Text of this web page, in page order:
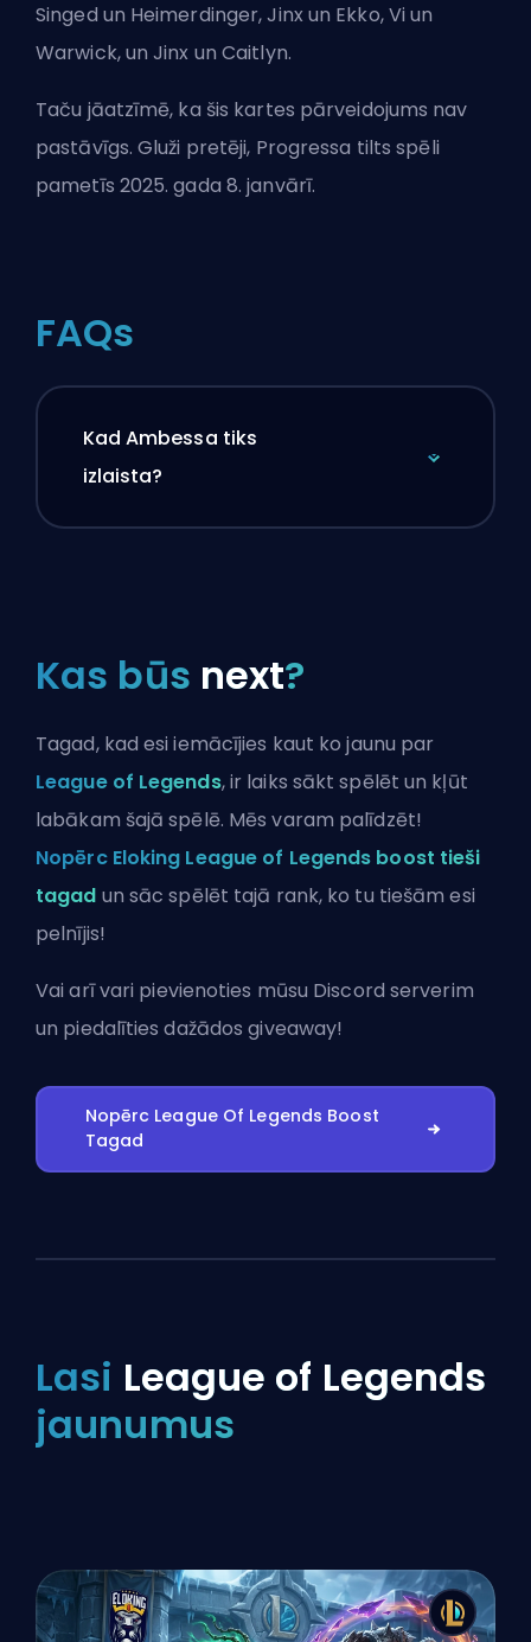
Singed un Heimerdinger, Jinx un Ekko, Vi un
Warwick, un Jinx un Caitlyn.
Taču jāatzīmē, ka šis kartes pārveidojums nav
pastāvīgs. Gluži pretēji, Progressa tilts spēli
pametīs 2025. gada 8. janvārī.
FAQs
Kad Ambessa tiks
izlaista?
Kas būs next?
Tagad, kad esi iemācījies kaut ko jaunu par
League of Legends, ir laiks sākt spēlēt un kļūt
labākam šajā spēlē. Mēs varam palīdzēt!
Nopērc Eloking League of Legends boost tieši
tagad un sāc spēlēt tajā rank, ko tu tiešām esi
pelnījis!
Vai arī vari pievienoties mūsu Discord serverim
un piedalīties dažādos giveaway!
Nopērc League Of Legends Boost
Tagad
Lasi League of Legends
jaunumus